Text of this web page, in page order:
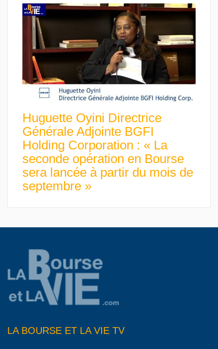
Huguette Oyini Directrice
Générale Adjointe BGFI
Holding Corporation : « La
seconde opération en Bourse
sera lancée à partir du mois de
septembre »
LA BOURSE ET LA VIE TV